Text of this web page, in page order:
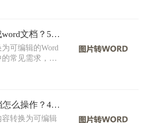
多种场景下尤
种将图片转换
怎么把图片转换成word文档？5个主流方法详解！
可编辑的Word
常见需求，尤
议记录或纸质
片转换成word
坑指南。
图片转化word文档怎么操作？4种常用方法详解！
转换为可编辑